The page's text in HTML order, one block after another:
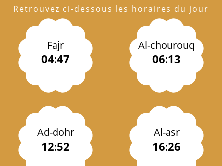
Retrouvez ci-dessous les horaires du jour
Fajr
04:47
Al-chourouq
06:13
Ad-dohr
12:52
Al-asr
16:26